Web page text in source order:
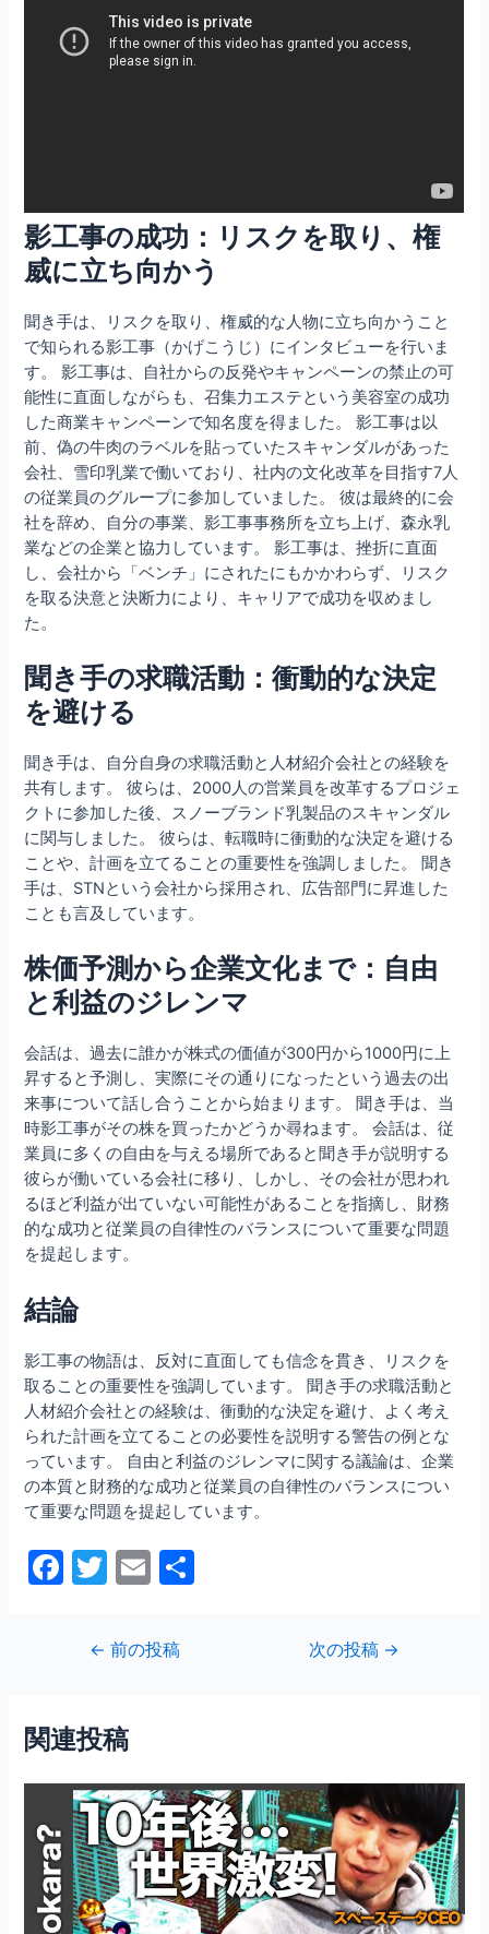
影工事の成功：リスクを取り、権
威に立ち向かう
聞き手は、リスクを取り、権威的な人物に立ち向かうこと
で知られる影工事（かげこうじ）にインタビューを行いま
す。 影工事は、自社からの反発やキャンペーンの禁止の可
能性に直面しながらも、召集力エステという美容室の成功
した商業キャンペーンで知名度を得ました。 影工事は以
前、偽の牛肉のラベルを貼っていたスキャンダルがあった
会社、雪印乳業で働いており、社内の文化改革を目指す7人
の従業員のグループに参加していました。 彼は最終的に会
社を辞め、自分の事業、影工事事務所を立ち上げ、森永乳
業などの企業と協力しています。 影工事は、挫折に直面
し、会社から「ベンチ」にされたにもかかわらず、リスク
を取る決意と決断力により、キャリアで成功を収めまし
た。
聞き手の求職活動：衝動的な決定
を避ける
聞き手は、自分自身の求職活動と人材紹介会社との経験を
共有します。 彼らは、2000人の営業員を改革するプロジェ
クトに参加した後、スノーブランド乳製品のスキャンダル
に関与しました。 彼らは、転職時に衝動的な決定を避ける
ことや、計画を立てることの重要性を強調しました。 聞き
手は、STNという会社から採用され、広告部門に昇進した
ことも言及しています。
株価予測から企業文化まで：自由
と利益のジレンマ
会話は、過去に誰かが株式の価値が300円から1000円に上
昇すると予測し、実際にその通りになったという過去の出
来事について話し合うことから始まります。 聞き手は、当
時影工事がその株を買ったかどうか尋ねます。 会話は、従
業員に多くの自由を与える場所であると聞き手が説明する
彼らが働いている会社に移り、しかし、その会社が思われ
るほど利益が出ていない可能性があることを指摘し、財務
的な成功と従業員の自律性のバランスについて重要な問題
を提起します。
結論
影工事の物語は、反対に直面しても信念を貫き、リスクを
取ることの重要性を強調しています。 聞き手の求職活動と
人材紹介会社との経験は、衝動的な決定を避け、よく考え
られた計画を立てることの必要性を説明する警告の例とな
っています。 自由と利益のジレンマに関する議論は、企業
の本質と財務的な成功と従業員の自律性のバランスについ
て重要な問題を提起しています。
F
o
o
k
T
itt
er
E
ai
l
ビ
ゲ
シ
ョ
ン
← 前の投稿 次の投稿 →
関連投稿